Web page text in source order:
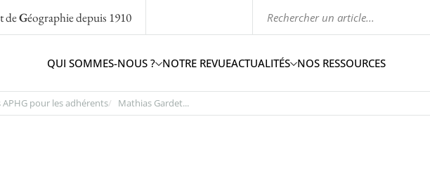
deGéographiedepuis 1910
QUI SOMMES-NOUS ? NOTRE REVUEACTUALITÉS NOS RESSOURCES
APHG pour les adhérents Mathias Gardet...